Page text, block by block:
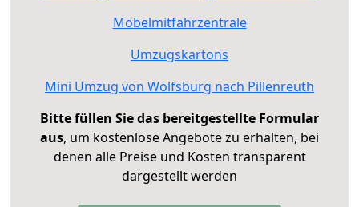
Möbelmitfahrzentrale
Umzugskartons
Mini Umzug von Wolfsburg nach Pillenreuth
Bitte füllen Sie das bereitgestellte Formular
aus, um kostenlose Angebote zu erhalten, bei
denen alle Preise und Kosten transparent
dargestellt werden